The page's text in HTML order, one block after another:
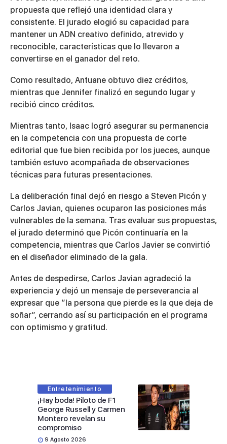
propuesta que reflejó una identidad clara y
consistente. El jurado elogió su capacidad para
mantener un ADN creativo definido, atrevido y
reconocible, características que lo llevaron a
convertirse en el ganador del reto.
Como resultado, Antuane obtuvo diez créditos,
mientras que Jennifer finalizó en segundo lugar y
recibió cinco créditos.
Mientras tanto, Isaac logró asegurar su permanencia
en la competencia con una propuesta de corte
editorial que fue bien recibida por los jueces, aunque
también estuvo acompañada de observaciones
técnicas para futuras presentaciones.
La deliberación final dejó en riesgo a Steven Picón y
Carlos Javian, quienes ocuparon las posiciones más
vulnerables de la semana. Tras evaluar sus propuestas,
el jurado determinó que Picón continuaría en la
competencia, mientras que Carlos Javier se convirtió
en el diseñador eliminado de la gala.
Antes de despedirse, Carlos Javian agradeció la
experiencia y dejó un mensaje de perseverancia al
expresar que “la persona que pierde es la que deja de
soñar”, cerrando así su participación en el programa
con optimismo y gratitud.
Entretenimiento
¡Hay boda! Piloto de F1
George Russell y Carmen
Montero revelan su
compromiso
9 Agosto 2026